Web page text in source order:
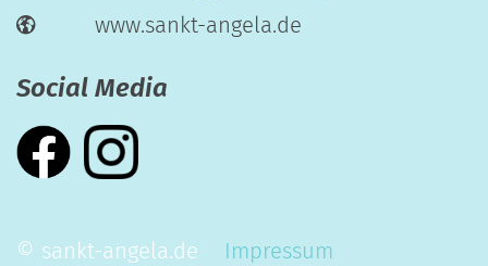
www.sankt-angela.de
Social Media
© sankt-angela.de
Impressum